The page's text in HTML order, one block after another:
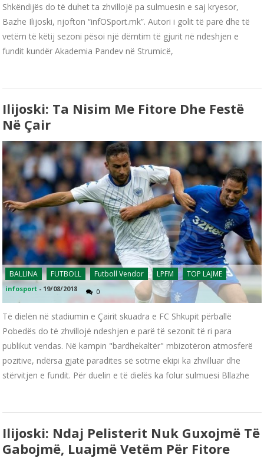
Shkëndijës do të duhet ta zhvillojë pa sulmuesin e saj kryesor,
Bazhe Ilijoski, njofton “infOSport.mk”. Autori i golit të parë dhe të
vetëm të këtij sezoni pësoi një dëmtim të gjurit në ndeshjen e
fundit kundër Akademia Pandev në Strumicë,
Ilijoski: Ta Nisim Me Fitore Dhe Festë
Në Çair
BALLINA FUTBOLL Futboll Vendor LPFM TOP LAJME
infosport - 19/08/2018 0
Të dielën në stadiumin e Çairit skuadra e FC Shkupit përballë
Pobedës do të zhvillojë ndeshjen e parë të sezonit të ri para
publikut vendas. Në kampin "bardhekaltër" mbizotëron atmosferë
pozitive, ndërsa gjatë paradites së sotme ekipi ka zhvilluar dhe
stërvitjen e fundit. Për duelin e të dielës ka folur sulmuesi Bllazhe
Ilijoski: Ndaj Pelisterit Nuk Guxojmë Të
Gabojmë, Luajmë Vetëm Për Fitore